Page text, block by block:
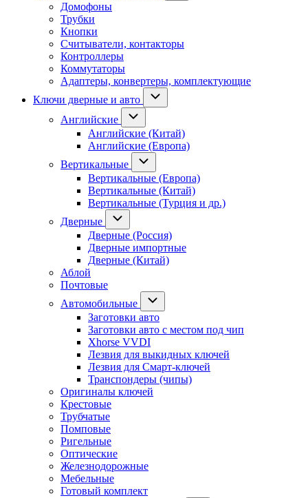
Домофоны
Трубки
Кнопки
Считыватели, контакторы
Контроллеры
Коммутаторы
Адаптеры, конвертеры, комплектующие
Ключи дверные и авто
Английские
Английские (Китай)
Английские (Европа)
Вертикальные
Вертикальные (Европа)
Вертикальные (Китай)
Вертикальные (Турция и др.)
Дверные
Дверные (Россия)
Дверные импортные
Дверные (Китай)
Аблой
Почтовые
Автомобильные
Заготовки авто
Заготовки авто с местом под чип
Xhorse VVDI
Лезвия для выкидных ключей
Лезвия для Смарт-ключей
Транспондеры (чипы)
Оригиналы ключей
Крестовые
Трубчатые
Помповые
Ригельные
Оптические
Железнодорожные
Мебельные
Готовый комплект